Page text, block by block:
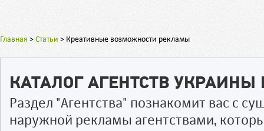
Главная > Статьи > Креативные возможности рекламы
КАТАЛОГ АГЕНТСТВ
Раздел "Агентства" познакомит вас с
наружной рекламы агентствами,